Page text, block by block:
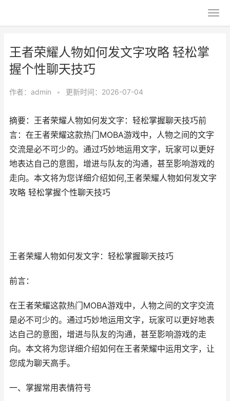
王者荣耀人物如何发文字攻略 轻松掌
握个性聊天技巧
作者： admin • 更新时间：2026-07-04
摘要：王者荣耀人物如何发文字：轻松掌握聊天技巧前
言：在王者荣耀这款热门MOBA游戏中，人物之间的文字
交流是必不可少的。通过巧妙地运用文字，玩家可以更好
地表达自己的意图，增进与队友的沟通，甚至影响游戏的
走向。本文将为您详细介绍如何,王者荣耀人物如何发文字
攻略 轻松掌握个性聊天技巧
王者荣耀人物如何发文字：轻松掌握聊天技巧
前言：
在王者荣耀这款热门MOBA游戏中，人物之间的文字交流
是必不可少的。通过巧妙地运用文字，玩家可以更好地表
达自己的意图，增进与队友的沟通，甚至影响游戏的走
向。本文将为您详细介绍如何在王者荣耀中运用文字，让
您成为聊天高手。
一、掌握常用表情符号